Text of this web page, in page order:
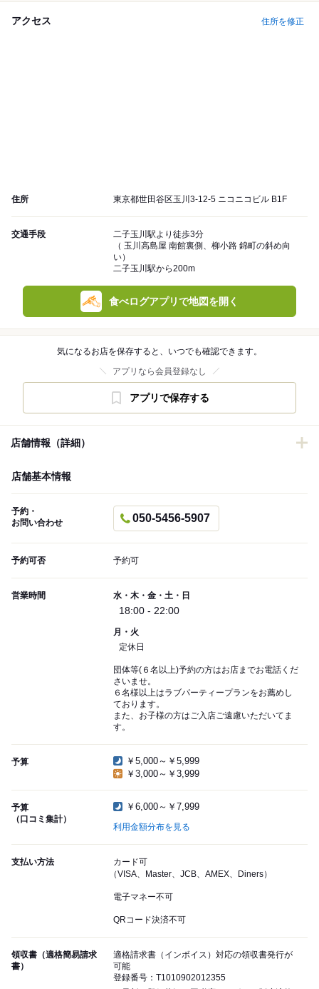
アクセス 住所を修正
住所 東京都世田谷区玉川3-12-5 ニコニコビル B1F
交通手段
二子玉川駅より徒歩3分
（ 玉川高島屋 南館裏側、柳小路 錦町の斜め向
い）
二子玉川駅から200m
食べログアプリで地図を開く
気になるお店を保存すると、いつでも確認できます。
アプリなら会員登録なし
アプリで保存する
店舗情報（詳細）
店舗基本情報
予約・
お問い合わせ
050-5456-5907
予約可否 予約可
営業時間 水・木・金・土・日
18:00 - 22:00
月・火
定休日
団体等(６名以上)予約の方はお店までお電話くだ
さいませ。
６名様以上はラブパーティープランをお薦めし
ております。
また、お子様の方はご入店ご遠慮いただいてま
す。
予算
￥5,000～￥5,999
￥3,000～￥3,999
予算
（口コミ集計）
￥6,000～￥7,999
利用金額分布を見る
支払い方法
カード可
（VISA、Master、JCB、AMEX、Diners）
電子マネー不可
QRコード決済不可
領収書（適格簡易請求
書）
適格請求書（インボイス）対応の領収書発行が
可能
登録番号：T1010902012355